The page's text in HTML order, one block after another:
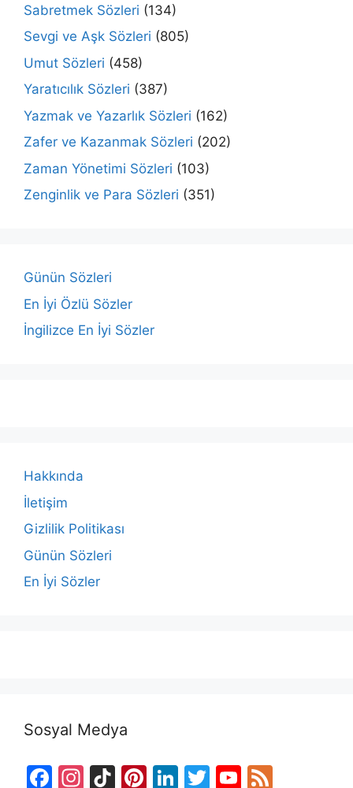
Sabretmek Sözleri (134)
Sevgi ve Aşk Sözleri (805)
Umut Sözleri (458)
Yaratıcılık Sözleri (387)
Yazmak ve Yazarlık Sözleri (162)
Zafer ve Kazanmak Sözleri (202)
Zaman Yönetimi Sözleri (103)
Zenginlik ve Para Sözleri (351)
Günün Sözleri
En İyi Özlü Sözler
İngilizce En İyi Sözler
Hakkında
İletişim
Gizlilik Politikası
Günün Sözleri
En İyi Sözler
Sosyal Medya
F
In Ti Pi Li T
Y